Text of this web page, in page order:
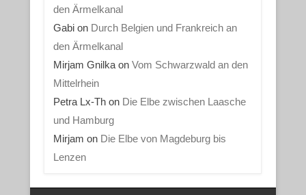
den Ärmelkanal
Gabion Durch Belgien und Frankreich an
den Ärmelkanal
Mirjam Gnilkaon Vom Schwarzwald an den
Mittelrhein
Petra Lx-Thon Die Elbe zwischen Laasche
und Hamburg
Mirjam on Die Elbe von Magdeburg bis
Lenzen